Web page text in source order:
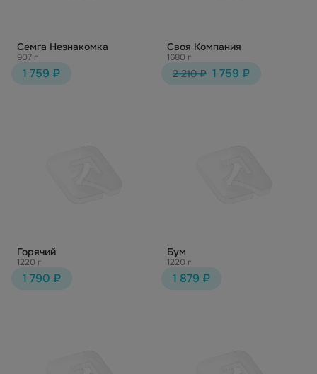
Семга Незнакомка
907 г
1 759 ₽
Своя Компания
1680 г
2 210 ₽ 1 759 ₽
Горячий
1220 г
1 790 ₽
Бум
1220 г
1 879 ₽